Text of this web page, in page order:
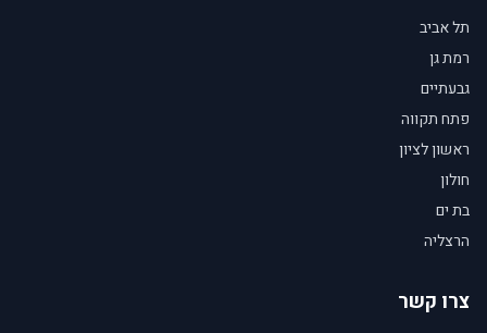
תל אביב
רמת גן
גבעתיים
פתח תקווה
ראשון לציון
חולון
בת ים
הרצליה
צרו קשר